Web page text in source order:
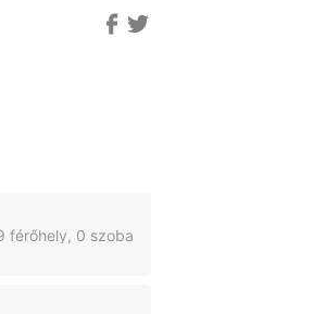
férőhely, 0 szoba